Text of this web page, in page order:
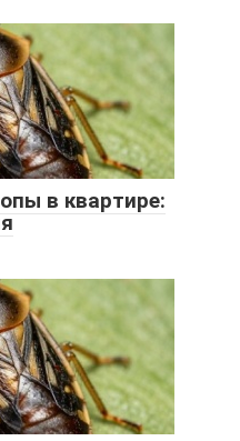
в квартире: